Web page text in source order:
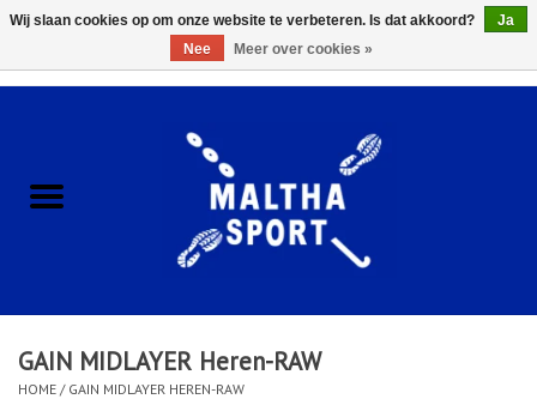
ACCESSOIRES/HARDWARE
KLEDING
CLUBSHOPS
GAIN MIDLAYER Heren-RAW
HOME / GAIN MIDLAYER HEREN-RAW
Wij slaan cookies op om onze website te verbeteren. Is dat akkoord?
Ja
Nee
Meer over cookies »